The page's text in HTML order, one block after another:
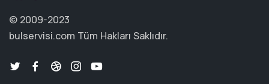
© 2009-2023
bulservisi.com Tüm Hakları Saklıdır.